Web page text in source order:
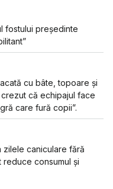
fostului președinte
cu bâte, topoare și
că echipajul face
care fură copii”.
zilele caniculare fără
reduce consumul și